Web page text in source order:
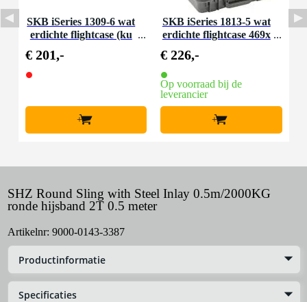
SKB iSeries 1309-6 wat
erdichte flightcase (ku
€ 201,-
+
SKB iSeries 1813-5 wat
erdichte flightcase 469x
€ 226,-
Op voorraad bij de
leverancier
+
SHZ Round Sling with Steel Inlay 0.5m/2000KG
ronde hijsband 2T 0.5 meter
Artikelnr: 9000-0143-3387
Productinformatie
Specificaties